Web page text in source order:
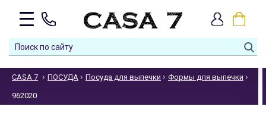
CASA 7 ПОСУДА Посуда для выпечки Формы для выпечки
962020